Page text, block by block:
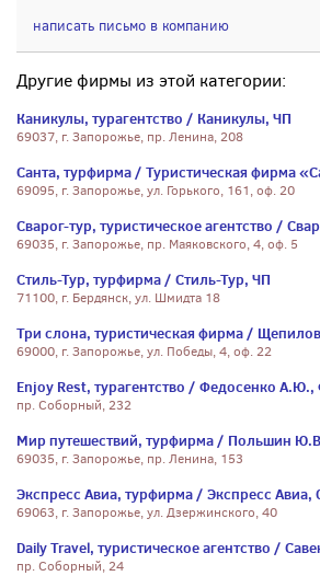
написать письмо в компанию
Другие фирмы из этой категории:
Каникулы, турагентство / Каникулы, ЧП
69037, г. Запорожье, пр. Ленина, 208
Санта, турфирма / Туристическая фирма
69095, г. Запорожье, ул. Горького, 161, оф. 20
Сварог-тур, туристическое агентство /
69035, г. Запорожье, пр. Маяковского, 4, оф. 5
Стиль-Тур, турфирма / Стиль-Тур, ЧП
71100, г. Бердянск, ул. Шмидта 18
Три слона, туристическая фирма /
69000, г. Запорожье, ул. Победы, 4, оф. 22
Enjoy Rest, турагентство / Федосенко
пр. Соборный, 232
Мир путешествий, турфирма / Польшин
69035, г. Запорожье, пр. Ленина, 153
Экспресс Авиа, турфирма / Экспресс Авиа,
69063, г. Запорожье, ул. Дзержинского, 40
Daily Travel, туристическое агентство /
пр. Соборный, 24